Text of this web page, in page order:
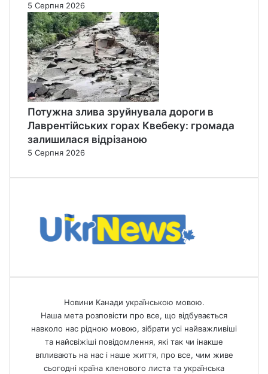
5 Серпня 2026
Потужна злива зруйнувала дороги в
Лаврентійських горах Квебеку: громада
залишилася відрізаною
5 Серпня 2026
Новини Канади українською мовою.
Наша мета розповісти про все, що відбувається
навколо нас рідною мовою, зібрати усі найважливіші
та найсвіжіші повідомлення, які так чи інакше
впливають на нас і наше життя, про все, чим живе
сьогодні країна кленового листа та українська